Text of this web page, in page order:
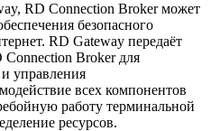
RD Connection Broker может
безопасного
RD Gateway передаёт
Broker для
управления
всех компонентов
работу терминальной
ресурсов.